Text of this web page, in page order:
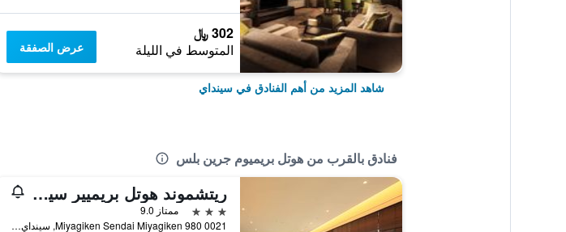
302 ﷼
المتوسط في الليلة عرض الصفقة
شاهد المزيد من أهم الفنادق في سينداي
فنادق بالقرب من هوتل بريميوم جرين بلس
ريتشموند هوتل بريميير سينداي إيكيماي
3 نجوم
ممتاز 9.0
Miyagiken Sendai Miyagiken 980 0021, سينداي, اليابان